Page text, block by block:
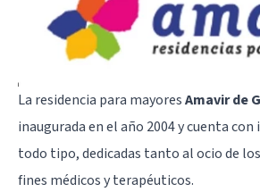
La residencia para mayoresAmavir de
inaugurada en el año 2004 y cuenta
todo tipo, dedicadas tanto al ocio de
fines médicos y terapéuticos.